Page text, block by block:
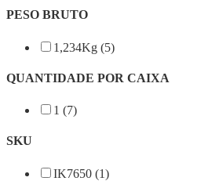
PESO BRUTO
1,234Kg (5)
QUANTIDADE POR CAIXA
1 (7)
SKU
IK7650 (1)